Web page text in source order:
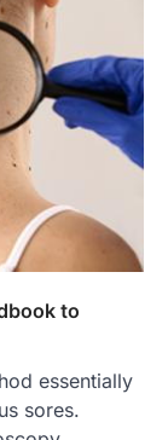
to
essentially
sores.